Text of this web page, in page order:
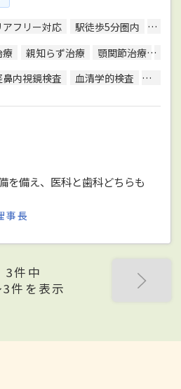
アフリー対応 駅徒歩5分圏内
予約可
療 親知らず治療 顎関節治療
鼻内視鏡検査 血清学的検査 呼吸機
を備え、医科と歯科どちらも
事長
3件中
3件を表示